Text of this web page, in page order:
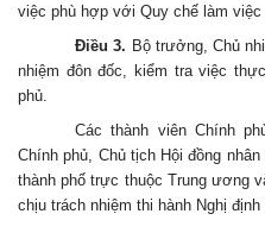
việc phù hợp với Quy chế làm việc
Điều 3. Bộ trưởng, Chủ
nhiệm đôn đốc, kiểm tra việc
phủ.
Các thành viên Chính
Chính phủ, Chủ tịch Hội đồng
thành phố trực thuộc Trung ương
chịu trách nhiệm thi hành Nghị định